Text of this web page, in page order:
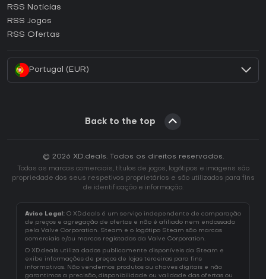
Como ativar uma CD Key Ubisoft Connect?
Como ativar uma CD Key EA App?
RSS Noticias
RSS Jogos
RSS Ofertas
Portugal (EUR)
Back to the top
© 2026 XD.deals. Todos os direitos reservados.
Todas as marcas comerciais, títulos de jogos, logótipos e imagens são
propriedade dos seus respetivos proprietários e são utilizados para fins
de identificação e informação.
Aviso Legal: O XD.deals é um serviço independente de comparação
de preços e agregação de ofertas e não é afiliado nem endossado
pela Valve Corporation. Steam e o logótipo Steam são marcas
comerciais e/ou marcas registadas da Valve Corporation.
O XD.deals utiliza dados publicamente disponíveis da Steam e
exibe informações de preços de lojas terceiras para fins
informativos. Não vendemos produtos ou chaves digitais e não
garantimos a precisão, disponibilidade ou validade das ofertas ou